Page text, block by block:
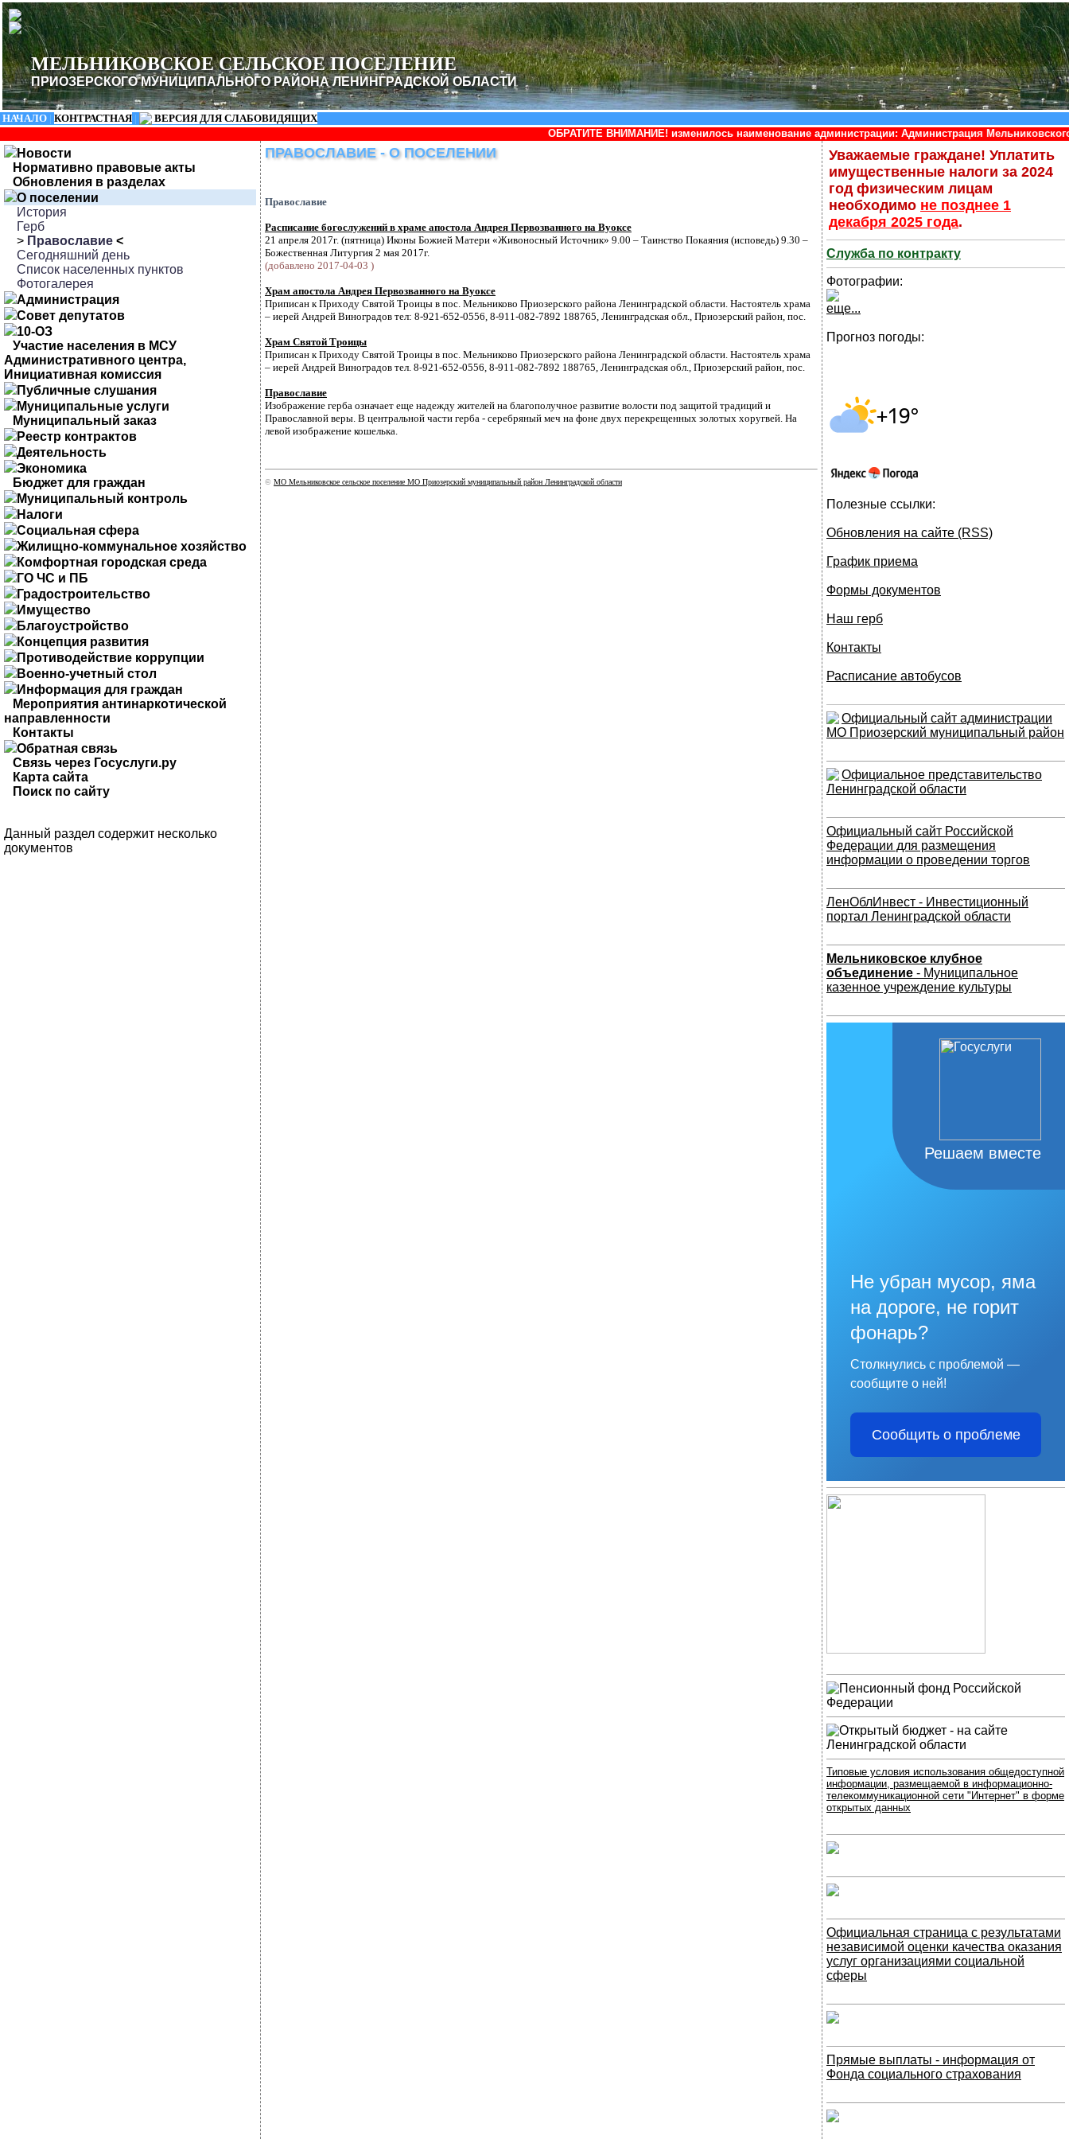
МЕЛЬНИКОВСКОЕ СЕЛЬСКОЕ ПОСЕЛЕНИЕ
ПРИОЗЕРСКОГО МУНИЦИПАЛЬНОГО РАЙОНА ЛЕНИНГРАДСКОЙ ОБЛАСТИ
НАЧАЛО | КОНТРАСТНАЯ |
ВЕРСИЯ ДЛЯ СЛАБОВИДЯЩИХ
ОБРАТИТЕ ВНИМАНИЕ! изменилось наименование администрации: Администрация Мельниковского сельского
Новости
Нормативно правовые акты
Обновления в разделах
О поселении
История
Герб
> Православие <
Сегодняшний день
Список населенных пунктов
Фотогалерея
Администрация
Совет депутатов
10-ОЗ
Участие населения в МСУ
Административного центра,
Инициативная комиссия
Публичные слушания
Муниципальные услуги
Муниципальный заказ
Реестр контрактов
Деятельность
Экономика
Бюджет для граждан
Муниципальный контроль
Налоги
Социальная сфера
Жилищно-коммунальное хозяйство
Комфортная городская среда
ГО ЧС и ПБ
Градостроительство
Имущество
Благоустройство
Концепция развития
Противодействие коррупции
Военно-учетный стол
Информация для граждан
Мероприятия антинаркотической
направленности
Контакты
Обратная связь
Связь через Госуслуги.ру
Карта сайта
Поиск по сайту
Данный раздел содержит несколько
документов
ПРАВОСЛАВИЕ - О ПОСЕЛЕНИИ
Православие
Расписание богослужений в храме апостола Андрея Первозванного на Вуоксе
21 апреля 2017г. (пятница) Иконы Божией Матери «Живоносный Источник» 9.00 – Таинство Покаяния (исповедь) 9.30 –
Божественная Литургия 2 мая 2017г.
(добавлено 2017-04-03 )
Храм апостола Андрея Первозванного на Вуоксе
Приписан к Приходу Святой Троицы в пос. Мельниково Приозерского района Ленинградской области. Настоятель храма
– иерей Андрей Виноградов тел: 8-921-652-0556, 8-911-082-7892 188765, Ленинградская обл., Приозерский район, пос.
Храм Святой Троицы
Приписан к Приходу Святой Троицы в пос. Мельниково Приозерского района Ленинградской области. Настоятель храма
– иерей Андрей Виноградов тел. 8-921-652-0556, 8-911-082-7892 188765, Ленинградская обл., Приозерский район, пос.
Православие
Изображение герба означает еще надежду жителей на благополучное развитие волости под защитой традиций и
Православной веры. В центральной части герба - серебряный меч на фоне двух перекрещенных золотых хоругвей. На
левой изображение кошелька.
© МО Мельниковское сельское поселение МО Приозерский муниципальный район Ленинградской области
Уважаемые граждане! Уплатить
имущественные налоги за 2024
год физическим лицам
необходимо не позднее 1
декабря 2025 года.
Служба по контракту
Фотографии:
еще...
Прогноз погоды:
Полезные ссылки:
Обновления на сайте (RSS)
График приема
Формы документов
Наш герб
Контакты
Расписание автобусов
Официальный сайт администрации
МО Приозерский муниципальный район
Официальное представительство
Ленинградской области
Официальный сайт Российской
Федерации для размещения
информации о проведении торгов
ЛенОблИнвест - Инвестиционный
портал Ленинградской области
Мельниковское клубное
объединение - Муниципальное
казенное учреждение культуры
Решаем вместе
Не убран мусор, яма
на дороге, не горит
фонарь?
Столкнулись с проблемой —
сообщите о ней!
Сообщить о проблеме
Типовые условия использования общедоступной
информации, размещаемой в информационно-
телекоммуникационной сети "Интернет" в форме
открытых данных
Официальная страница с результатами
независимой оценки качества оказания
услуг организациями социальной
сферы
Прямые выплаты - информация от
Фонда социального страхования